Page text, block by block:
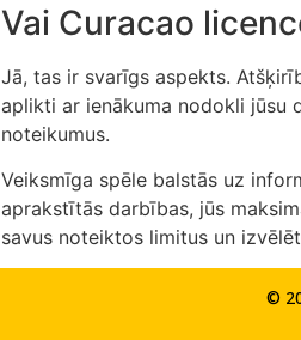
Vai Curacao
Jā, tas ir svarīgs aspekts.
aplikti ar ienākuma nodokli jūsu
noteikumus.
Veiksmīga spēle balstās uz
aprakstītās darbības, jūs
savus noteiktos limitus un
©